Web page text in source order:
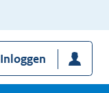
Inloggen